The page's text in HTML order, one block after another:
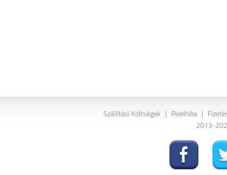
Szállítási Költségek | Pixelhiba |
2013-